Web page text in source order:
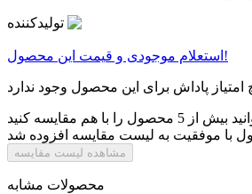
تولیدکننده
استعلام موجودی و قیمت این محصول!
را با هم مقایسه کنید
با موفقیت به لیست مقایسه افزوده شد
مشاهده لیست مقایسه
محصولات مشابه